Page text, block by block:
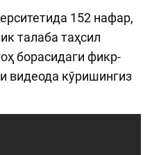
152 нафар,
талаба таҳсил
борасидаги фикр-
видеода кўришингиз